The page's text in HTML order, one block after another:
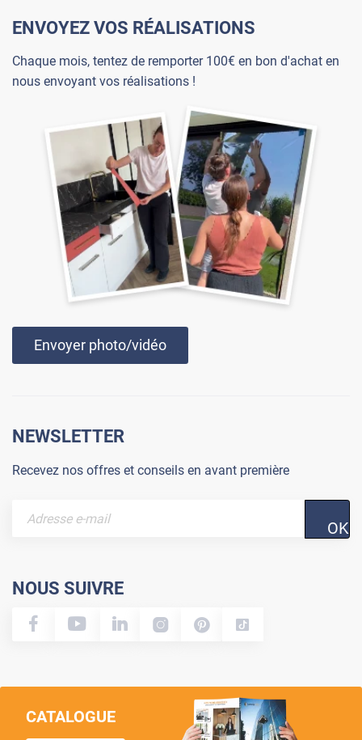
ENVOYEZ VOS RÉALISATIONS
Chaque mois, tentez de remporter 100€ en bon d'achat en
nous envoyant vos réalisations !
Envoyer photo/vidéo
NEWSLETTER
Recevez nos offres et conseils en avant première
OK
NOUS SUIVRE
CATALOGUE